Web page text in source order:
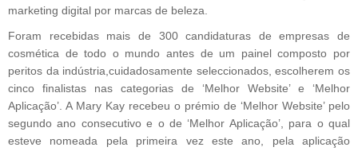
marketing digital por marcas de beleza.
Foram recebidas mais de 300 candidaturas de empresas de
cosmética de todo o mundo antes de um painel composto por
peritos da indústria,cuidadosamente seleccionados, escolherem os
cinco finalistas nas categorias de ‘Melhor Website’ e ‘Melhor
Aplicação’. A Mary Kay recebeu o prémio de ‘Melhor Website’ pelo
segundo ano consecutivo e o de ‘Melhor Aplicação’, para o qual
esteve nomeada pela primeira vez este ano, pela aplicação